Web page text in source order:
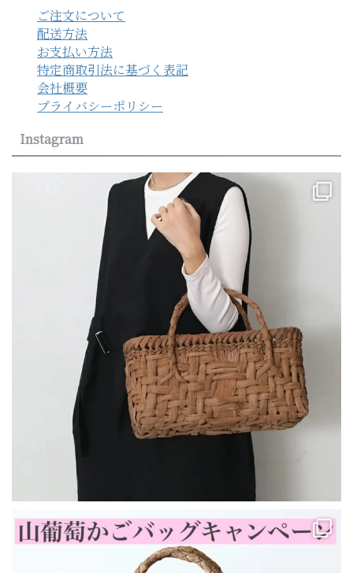
ご注文について
配送方法
お支払い方法
特定商取引法に基づく表記
会社概要
プライバシーポリシー
Instagram